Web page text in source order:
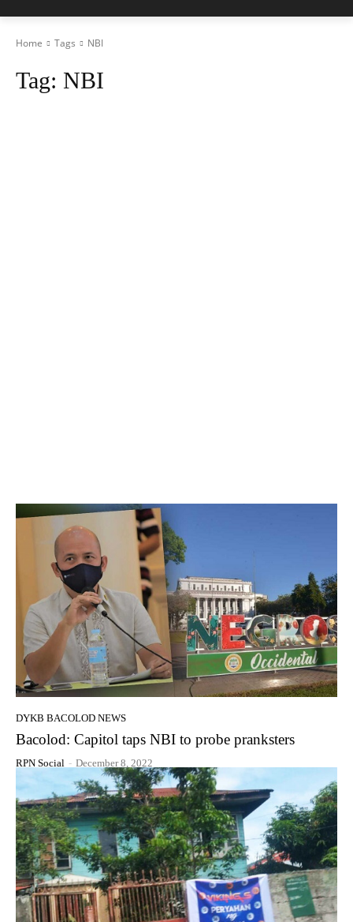
Home Tags NBI
Tag: NBI
DYKB BACOLOD NEWS
Bacolod: Capitol taps NBI to probe pranksters
RPN Social - December 8, 2022